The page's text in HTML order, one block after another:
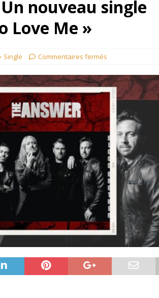
nouveau single
Love Me »
Single Commentaires fermés